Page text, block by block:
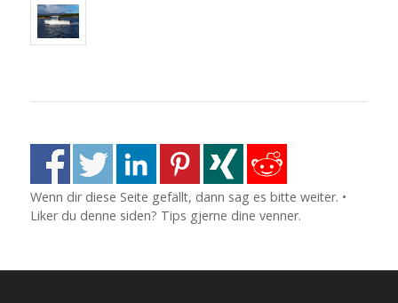
Wenn dir diese Seite gefällt, dann sag es bitte weiter. •
Liker du denne siden? Tips gjerne dine venner.